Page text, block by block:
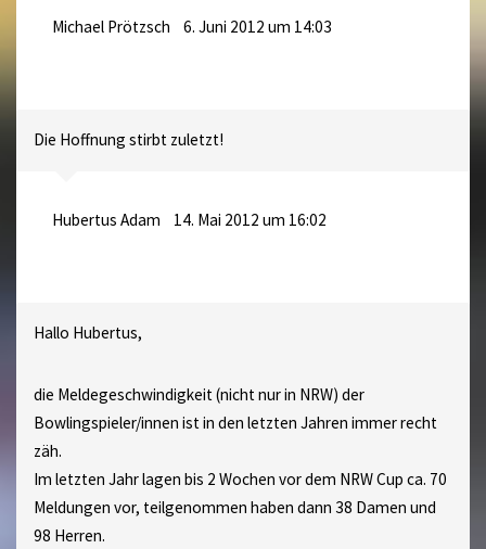
Michael Prötzsch 6. Juni 2012 um 14:03
Die Hoffnung stirbt zuletzt!
Hubertus Adam 14. Mai 2012 um 16:02
Hallo Hubertus,
die Meldegeschwindigkeit (nicht nur in NRW) der
Bowlingspieler/innen ist in den letzten Jahren immer recht
zäh.
Im letzten Jahr lagen bis 2 Wochen vor dem NRW Cup ca. 70
Meldungen vor, teilgenommen haben dann 38 Damen und
98 Herren.